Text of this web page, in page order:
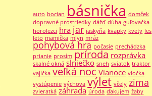
auto bocian básnička domček
dopravné prostriedky dážď dúha guľovačka
horolezci hra jar jaskyňa kvapky kvety les
leto mamička mlyn mráz
pohybová hra počasie prechádzka
prianie prosím príroda rozprávka
skalné okná slniečko sneh sviatok traktor
vajíčka veľká noc Vianoce vločka
vystúpenie výchova výlet včely zima
zvieratká záhrada úroda ďakujem žaby